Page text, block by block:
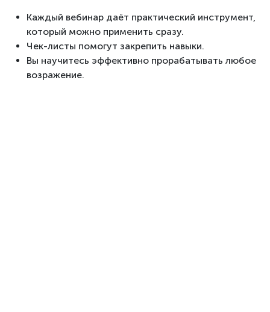
Каждый вебинар даёт практический инструмент,
который можно применить сразу.
Чек-листы помогут закрепить навыки.
Вы научитесь эффективно прорабатывать любое
возражение.